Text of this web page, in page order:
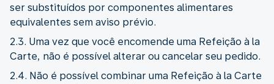
ser substituídos por componentes alimentares
equivalentes sem aviso prévio.
2.3. Uma vez que você encomende uma Refeição à la
Carte, não é possível alterar ou cancelar seu pedido.
2.4. Não é possível combinar uma Refeição à la Carte